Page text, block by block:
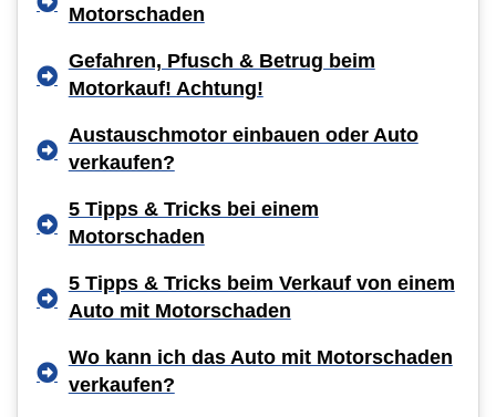
Motorschaden
Gefahren, Pfusch & Betrug beim
Motorkauf! Achtung!
Austauschmotor einbauen oder Auto
verkaufen?
5 Tipps & Tricks bei einem
Motorschaden
5 Tipps & Tricks beim Verkauf von einem
Auto mit Motorschaden
Wo kann ich das Auto mit Motorschaden
verkaufen?